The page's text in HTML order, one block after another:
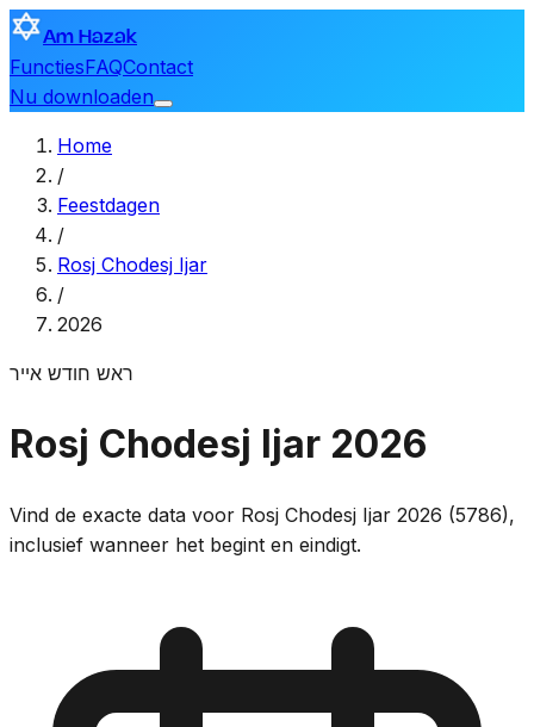
Am Hazak
FunctiesFAQContact
Nu downloaden
Home
/
Feestdagen
/
Rosj Chodesj Ijar
/
2026
ראש חודש אייר
Rosj Chodesj Ijar 2026
Vind de exacte data voor Rosj Chodesj Ijar 2026 (5786),
inclusief wanneer het begint en eindigt.